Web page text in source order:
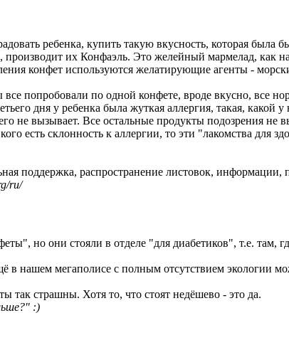
ребенка, купить такую вкусность, которая была
производит их Конфаэль. Это желейный мармелад, как
конфет используются желатирующие агенты -
по одной конфете, вроде вкусно, все
дня у ребенка была жуткая аллергия, такая,
не вызывает. Все остальные продукты подозрения не
есть склонность к аллергии, то эти "лакомства для
распространение листовок, информации,
ru/
но они стояли в отделе "для диабетиков", т.е. там,
в нашем мегаполисе с полным отсутствием экологии
так страшны. Хотя то, что стоят недёшево - это да.
:)